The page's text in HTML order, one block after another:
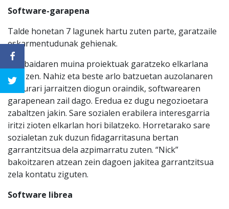
Software-garapena
Talde honetan 7 lagunek hartu zuten parte, garatzaile
eskarmentudunak gehienak.
Eztabaidaren muina proiektuak garatzeko elkarlana
izan zen. Nahiz eta beste arlo batzuetan auzolanaren
ohiturari jarraitzen diogun oraindik, softwarearen
garapenean zail dago. Eredua ez dugu negozioetara
zabaltzen jakin. Sare sozialen erabilera interesgarria
iritzi zioten elkarlan hori bilatzeko. Horretarako sare
sozialetan zuk duzun fidagarritasuna bertan
garrantzitsua dela azpimarratu zuten. “Nick”
bakoitzaren atzean zein dagoen jakitea garrantzitsua
zela kontatu ziguten.
Software librea